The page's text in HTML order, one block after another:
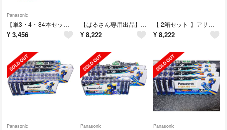
Panasonic
【単3・4・84本セット】エボルタ 乾電池エボルタネオ 単3・単4形(12本入)
¥ 3,456
【ぱるさん専用出品】アサヒビール ＳＤスチール缶５００✖３５０ ６缶パック×４
¥ 8,222
【 2箱セット 】アサヒビール ＳＤスチール缶５００✖３５０ ６缶パック×４
¥ 8,222
Panasonic Panasonic Panasonic